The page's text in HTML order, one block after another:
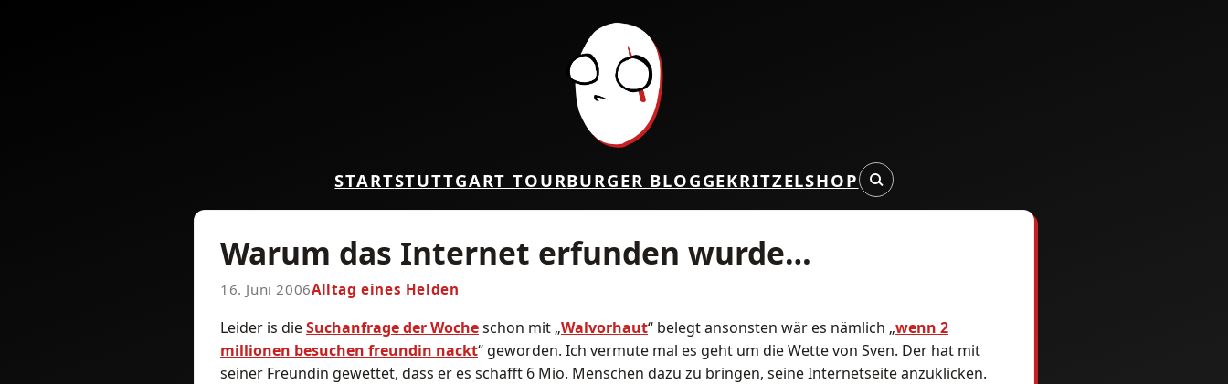
STARTSTUTTGART TOURBURGER BLOGGEKRITZELSHOP
Warum das Internet erfunden wurde…
16. Juni 2006Alltag eines Helden
Leider is dieSuchanfrage der Wocheschon mit „Walvorhaut“ belegt ansonsten wär es nämlich „wenn 2
millionen besuchen freundin nackt“ geworden. Ich vermute mal es geht um die Wette von Sven. Der hat mit
seiner Freundin gewettet, dass er es schafft 6 Mio. Menschen dazu zu bringen, seine Internetseite anzuklicken.